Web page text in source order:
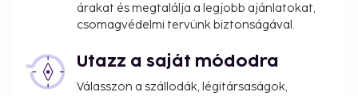
árakat és megtalálja a legjobb ajánlatokat,
csomagvédelmi tervünk biztonságával.
Utazz a saját módodra
Válasszon a szállodák, légitársaságok,